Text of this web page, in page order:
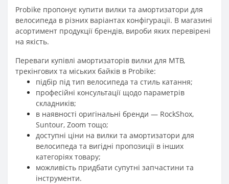
Probike пропонує купити вилки та амортизатори для
велосипеда в різних варіантах конфігурації. В магазині
асортимент продукції брендів, вироби яких перевірені
на якість.
Переваги купівлі амортизаторів вилки для MTB,
трекінгових та міських байків в Probike:
підбір під тип велосипеда та стиль катання;
професійні консультації щодо параметрів
складників;
в наявності оригінальні бренди — RockShox,
Suntour, Zoom тощо;
доступні ціни на вилки та амортизатори для
велосипеда та вигідні пропозиції в інших
категоріях товару;
можливість придбати супутні запчастини та
інструменти.